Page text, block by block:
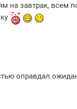
на завтрак, всем
оправдал